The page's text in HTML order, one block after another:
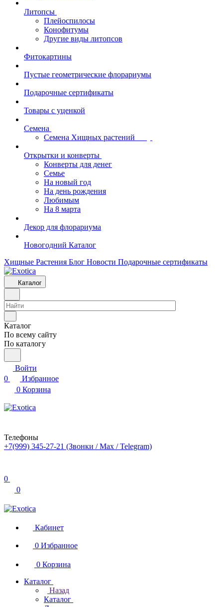
Литопсы
Плейоспилосы
Конофитумы
Другие виды литопсов
Фитокартины
Пустые геометрические флорариумы
Подарочные сертификаты
Товары с уценкой
Семена
Семена Хищных растений
Открытки и конверты
Конверты для денег
Семье
На новый год
На день рождения
Любимым
На 8 марта
Декор для флорариума
Новогодний Каталог
Хищные Растения Блог Новости Подарочные сертификаты
Каталог
Каталог
По всему сайту
По каталогу
Войти
0
Избранное
0 Корзина
Телефоны
+7(999) 345-27-21 (Звонки / Max / Telegram)
0
0
Кабинет
0 Избранное
0 Корзина
Каталог
Назад
Каталог